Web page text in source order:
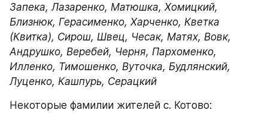
Запека, Лазаренко, Матюшка, Хомицкий,
Близнюк, Герасименко, Харченко, Кветка
(Квитка), Сирош, Швец, Чесак, Матях, Вовк,
Андрушко, Веребей, Черня, Пархоменко,
Илленко, Тимошенко, Вуточка, Будлянский,
Луценко, Кашпурь, Серацкий
Некоторые фамилии жителей c. Котово: